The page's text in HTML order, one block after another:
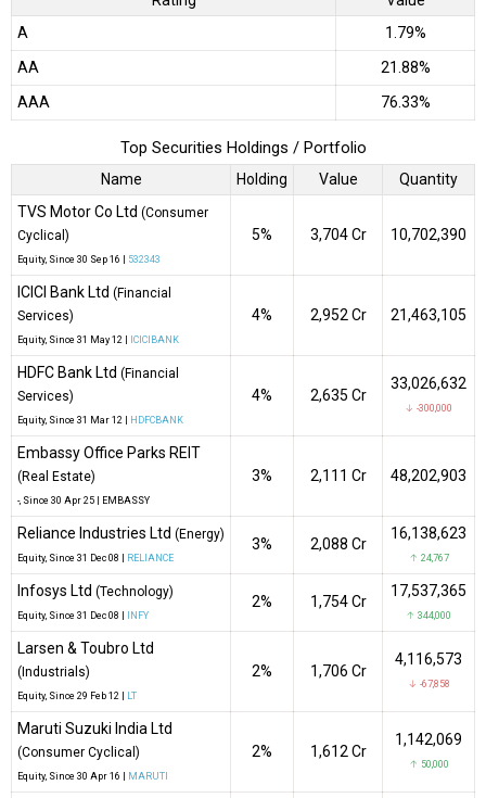
A
1.79%
AA
21.88%
AAA
76.33%
Top Securities Holdings / Portfolio
Name Holding Value
Quantity
TVS Motor Co Ltd (Consumer
Cyclical)
Equity, Since 30 Sep 16 | 532343
5% ₹3,704 Cr 10,702,390
ICICI Bank Ltd (Financial
Services)
Equity, Since 31 May 12 | ICICIBANK
4% ₹2,952 Cr 21,463,105
HDFC Bank Ltd (Financial
Services)
Equity, Since 31 Mar 12 | HDFCBANK
4% ₹2,635 Cr
33,026,632
↓ -300,000
Embassy Office Parks REIT
(Real Estate)
-, Since 30 Apr 25 | EMBASSY
3% ₹2,111 Cr 48,202,903
Reliance Industries Ltd (Energy)
Equity, Since 31 Dec 08 | RELIANCE
3% ₹2,088 Cr
16,138,623
↑ 24,767
Infosys Ltd (Technology)
Equity, Since 31 Dec 08 | INFY
2% ₹1,754 Cr
17,537,365
↑ 344,000
Larsen & Toubro Ltd
(Industrials)
Equity, Since 29 Feb 12 | LT
2% ₹1,706 Cr
4,116,573
↓ -67,858
Maruti Suzuki India Ltd
(Consumer Cyclical)
Equity, Since 30 Apr 16 | MARUTI
2% ₹1,612 Cr
1,142,069
↑ 50,000